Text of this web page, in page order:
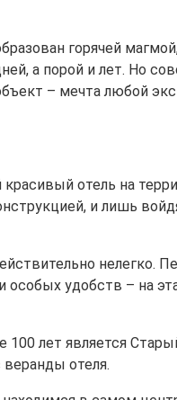
горячей
а порой и лет. Но
– мечта любой
отель на
и лишь
нелегко.
особых удобств – на
лет является
отеля.